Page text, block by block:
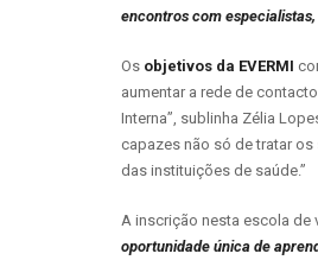
encontros com
Os objetivos da EVERMI
aumentar a rede de
Interna”, sublinha Zélia
capazes não só de tratar
das instituições de saúde.”
A inscrição nesta escola de
oportunidade única de